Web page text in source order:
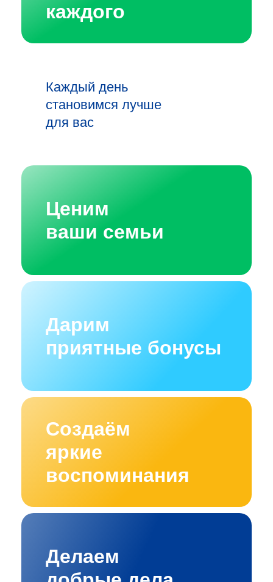
каждого
Каждый день
становимся лучше
для вас
Дарим
приятные бонусы
Ценим
ваши семьи
Создаём
яркие
воспоминания
Делаем